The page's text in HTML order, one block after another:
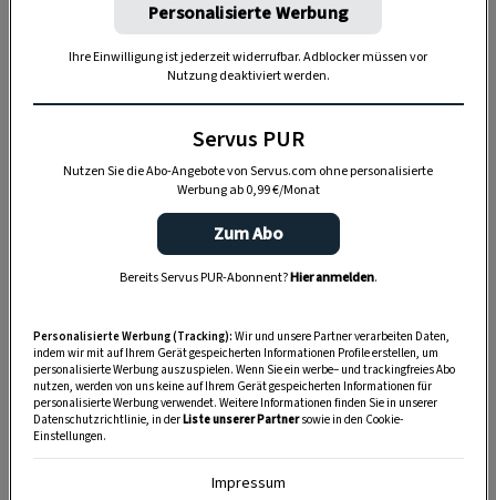
„Servus Garten“ auf WhatsApp
Nutzen Sie WhatsApp auf Ihrem Handy und lieben es, auf
dem Balkon, der Terrasse oder im Garten zu werkeln? In
unserem kostenlosen WhatsApp-Kanal finden Sie täglich
Tipps und Tricks für Garten, Terrasse, Balkon- und
Zimmerpflanzen.
Personalisierte Werbung
Ihre Einwilligung ist jederzeit widerrufbar. Adblocker müssen vor
Nutzung deaktiviert werden.
Servus PUR
Nutzen Sie die Abo-Angebote von Servus.com ohne personalisierte
Werbung ab 0,99 €/Monat
Zum Abo
Bereits Servus PUR-Abonnent?Hier anmelden.
Personalisierte Werbung (Tracking): Wir und unsere Partner verarbeiten Daten,
indem wir mit auf Ihrem Gerät gespeicherten Informationen Profile erstellen, um
personalisierte Werbung auszuspielen. Wenn Sie ein werbe– und trackingfreies Abo
nutzen, werden von uns keine auf Ihrem Gerät gespeicherten Informationen für
personalisierte Werbung verwendet. Weitere Informationen finden Sie in unserer
Datenschutzrichtlinie, in derListe unserer Partnersowie in den Cookie-
Einstellungen.
Impressum